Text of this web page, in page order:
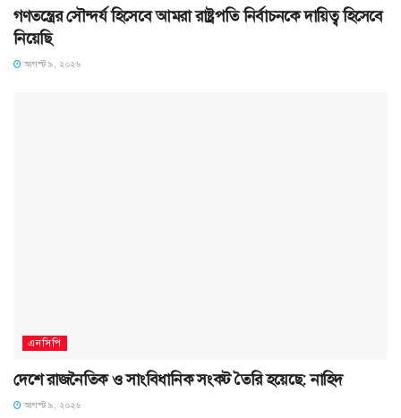
গণতন্ত্রের সৌন্দর্য হিসেবে আমরা রাষ্ট্রপতি নির্বাচনকে দায়িত্ব হিসেবে
নিয়েছি
আগস্ট ৯, ২০২৬
এনসিপি
দেশে রাজনৈতিক ও সাংবিধানিক সংকট তৈরি হয়েছে: নাহিদ
আগস্ট ৯, ২০২৬